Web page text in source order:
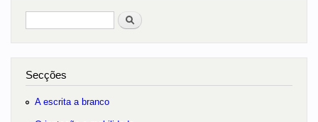
Pesquisar
no portal
Secções
A escrita a branco